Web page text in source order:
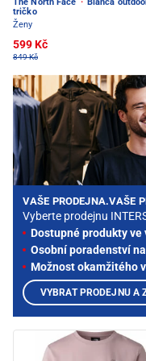
tričko
Ženy
599 Kč
849 Kč
VAŠE PRODEJNA.VAŠE
Vyberte prodejnu
Dostupné produkty ve
Osobní poradenství
Možnost okamžitého